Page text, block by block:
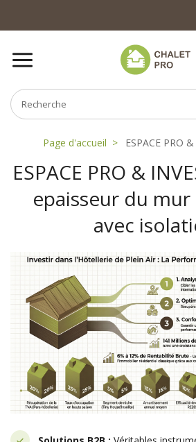
Page d'accueil ESPACE PRO
ESPACE PRO &
epaisseur du
avec